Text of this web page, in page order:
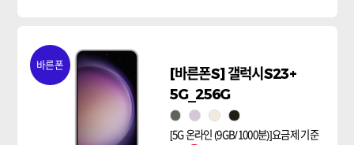
바른폰
[바른폰S] 갤럭시S23+
5G_256G
그린 라벤더크림
팬텀블랙
[5G 온라인 (9GB/1000분)]요금제 기준